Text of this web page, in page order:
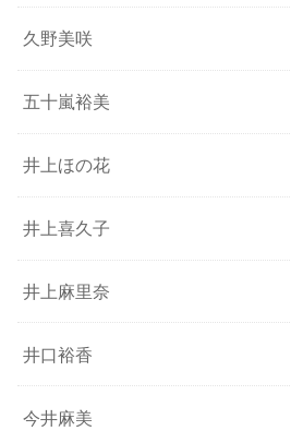
久野美咲
五十嵐裕美
井上ほの花
井上喜久子
井上麻里奈
井口裕香
今井麻美